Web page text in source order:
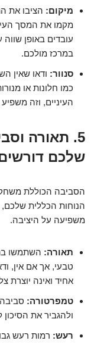
מיקום: הציבו את
מקמו את המסך
עובדים באופן
במרכז מולכם.
סנוור: ודאו שאין
כמו חלונות או
העיניים, וזה
5. תאורה
שלכם
הסביבה הכוללת
הנוחות הכללית
משפיעה על היציבה.
תאורה: השתמשו
טבעי, אך אם אין,
אחיד ואינה יוצרת
טמפרטורה:
ולהגביר את
רעש: רמות רעש